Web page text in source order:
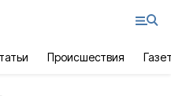
Происшествия